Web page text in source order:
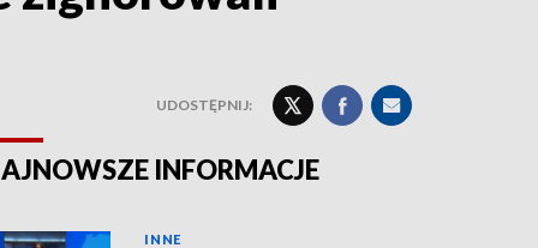
UDOSTĘPNIJ:
INFORMACJE
INNE